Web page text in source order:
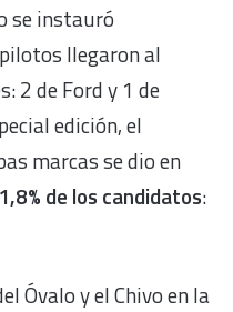
se instauró
llegaron al
2 de Ford y 1 de
edición, el
marcas se dio en
de los candidatos:
Óvalo y el Chivo en la